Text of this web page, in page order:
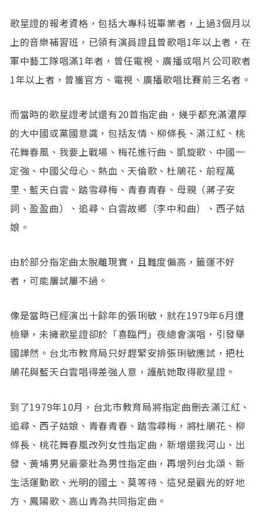
歌星證的報考資格，包括大專科班畢業者，上過3個月以
上的音樂補習班，已領有演員證且曾歌唱1年以上者，在
軍中藝工隊唱滿1年者，曾任電視、廣播或唱片公司歌者
1年以上者，曾獲官方、電視、廣播歌唱比賽前三名者。
而當時的歌星證考試還有20首指定曲，幾乎都充滿濃厚
的大中國或黨國意識，包括友情、柳條長、滿江紅、桃
花舞春風、我要上戰場、梅花進行曲、凱旋歌、中國一
定強、中國父母心、熱血、天倫歌、杜鵑花、前程萬
里、藍天白雲、踏雪尋梅、青春青春、母親（蔣子安
詞、盈盈曲）、追尋、白雲故鄉（李中和曲）、西子姑
娘。
由於部分指定曲太脫離現實，且難度偏高，籤運不好
者，可能屢試屢不過。
像是當時已經演出十餘年的張琍敏，就在1979年6月遭
檢舉，未擁歌星證卻於「喜臨門」夜總會演唱，引發舉
國譁然。台北市教育局只好趕緊安排張琍敏應試，把杜
鵑花與藍天白雲唱得差強人意，護航她取得歌星證。
到了1979年10月，台北市教育局將指定曲刪去滿江紅、
追尋、西子姑娘、青春青春、踏雪尋梅，將杜鵑花、柳
條長、桃花舞春風改列女性指定曲，新增還我河山、出
發、黃埔男兒最豪壯為男性指定曲，再增列台北頌、新
生活運動歌、光明的國土、莫等待、這兒是觀光的好地
方、鳳陽歌、高山青為共同指定曲。